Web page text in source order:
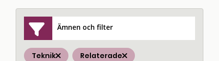
Ämnen och filter
Teknik Relaterade